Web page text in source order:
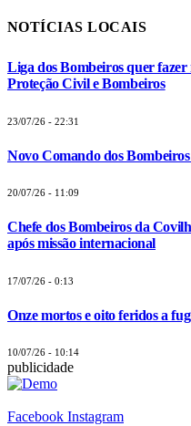
NOTÍCIAS LOCAIS
Liga dos Bombeiros quer fazer
Proteção Civil e Bombeiros
23/07/26 - 22:31
Novo Comando dos
20/07/26 - 11:09
Chefe dos Bombeiros da
após missão internacional
17/07/26 - 0:13
Onze mortos e oito feridos a
10/07/26 - 10:14
publicidade
Facebook Instagram